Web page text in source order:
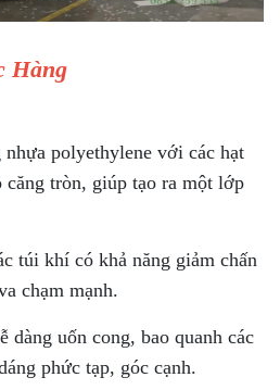
Hàng
nhựa polyethylene với các hạt
căng tròn, giúp tạo ra một lớp
túi khí có khả năng giảm chấn
chạm mạnh.
dàng uốn cong, bao quanh các
phức tạp, góc cạnh.